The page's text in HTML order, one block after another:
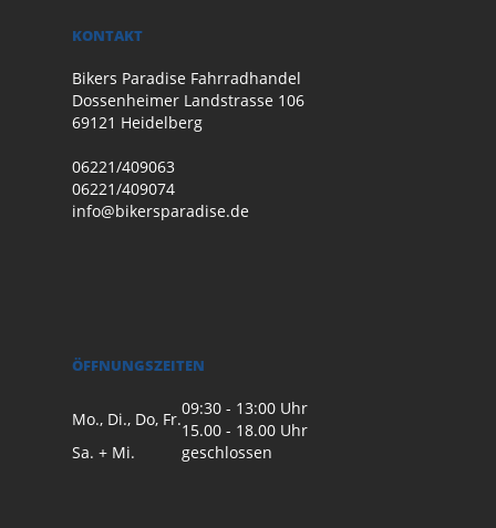
KONTAKT
Bikers Paradise Fahrradhandel
Dossenheimer Landstrasse 106
69121 Heidelberg
06221/409063
06221/409074
info@bikersparadise.de
ÖFFNUNGSZEITEN
Mo., Di., Do, Fr.
09:30 - 13:00 Uhr
15.00 - 18.00 Uhr
Sa. + Mi.
geschlossen